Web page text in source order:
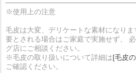
※使用上の注意
毛皮は大変、デリケートな素材になり
要とされる場合はご家庭で実施せず、
グ店にご相談ください。
※毛皮の取り扱いについて詳細は[毛皮
ご確認ください。